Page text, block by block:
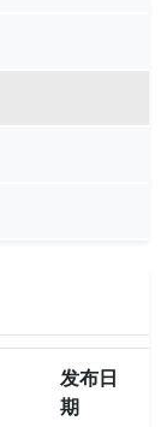
发布日
期